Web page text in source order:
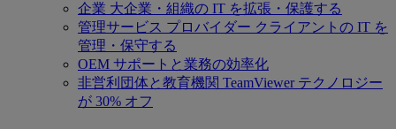
企業 大企業・組織の IT を拡張・保護する
管理サービス プロバイダー クライアントの IT を
管理・保守する
OEM サポートと業務の効率化
非営利団体と教育機関 TeamViewer テクノロジー
が 30% オフ